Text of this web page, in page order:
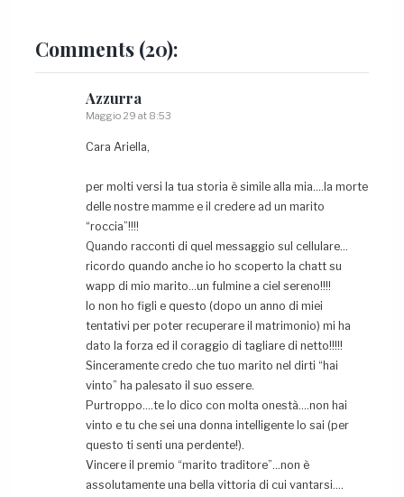
Comments (20):
Azzurra
Maggio 29 at 8:53
Cara Ariella,
per molti versi la tua storia è simile alla mia….la morte
delle nostre mamme e il credere ad un marito
“roccia”!!!!
Quando racconti di quel messaggio sul cellulare…
ricordo quando anche io ho scoperto la chatt su
wapp di mio marito…un fulmine a ciel sereno!!!!
Io non ho figli e questo (dopo un anno di miei
tentativi per poter recuperare il matrimonio) mi ha
dato la forza ed il coraggio di tagliare di netto!!!!!
Sinceramente credo che tuo marito nel dirti “hai
vinto” ha palesato il suo essere.
Purtroppo….te lo dico con molta onestà….non hai
vinto e tu che sei una donna intelligente lo sai (per
questo ti senti una perdente!).
Vincere il premio “marito traditore”…non è
assolutamente una bella vittoria di cui vantarsi….